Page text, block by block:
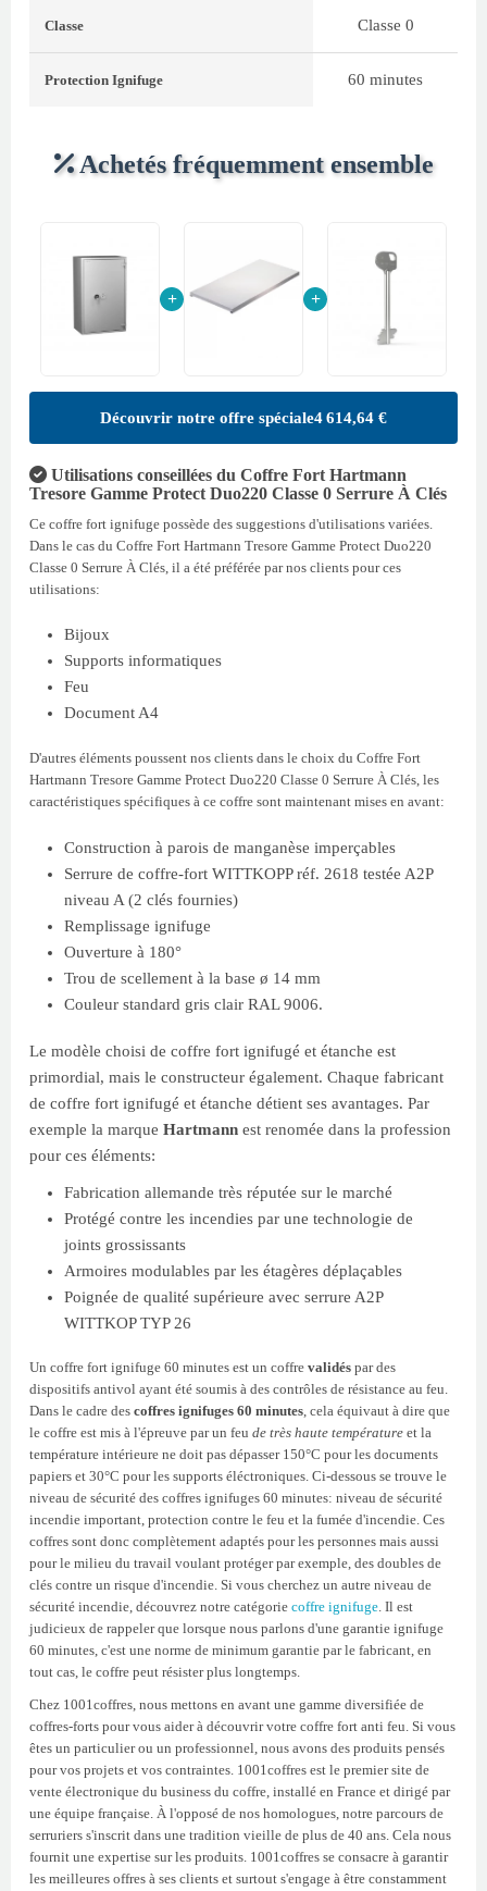
Classe Classe 0
Protection Ignifuge 60 minutes
Achetés fréquemment ensemble
+ +
Découvrir notre offre spéciale4 614,64 €
Utilisations conseillées du Coffre Fort Hartmann
Tresore Gamme Protect Duo220 Classe 0 Serrure À Clés
Ce coffre fort ignifuge possède des suggestions d'utilisations variées.
Dans le cas du Coffre Fort Hartmann Tresore Gamme Protect Duo220
Classe 0 Serrure À Clés, il a été préférée par nos clients pour ces
utilisations:
Bijoux
Supports informatiques
Feu
Document A4
D'autres éléments poussent nos clients dans le choix du Coffre Fort
Hartmann Tresore Gamme Protect Duo220 Classe 0 Serrure À Clés, les
caractéristiques spécifiques à ce coffre sont maintenant mises en avant:
Construction à parois de manganèse imperçables
Serrure de coffre-fort WITTKOPP réf. 2618 testée A2P
niveau A (2 clés fournies)
Remplissage ignifuge
Ouverture à 180°
Trou de scellement à la base ø 14 mm
Couleur standard gris clair RAL 9006.
Le modèle choisi de coffre fort ignifugé et étanche est
primordial, mais le constructeur également. Chaque fabricant
de coffre fort ignifugé et étanche détient ses avantages. Par
exemple la marque Hartmann est renomée dans la profession
pour ces éléments:
Fabrication allemande très réputée sur le marché
Protégé contre les incendies par une technologie de
joints grossissants
Armoires modulables par les étagères déplaçables
Poignée de qualité supérieure avec serrure A2P
WITTKOP TYP 26
Un coffre fort ignifuge 60 minutes est un coffre validés par des
dispositifs antivol ayant été soumis à des contrôles de résistance au feu.
Dans le cadre des coffres ignifuges 60 minutes, cela équivaut à dire que
le coffre est mis à l'épreuve par un feu de très haute température et la
température intérieure ne doit pas dépasser 150°C pour les documents
papiers et 30°C pour les supports éléctroniques. Ci-dessous se trouve le
niveau de sécurité des coffres ignifuges 60 minutes: niveau de sécurité
incendie important, protection contre le feu et la fumée d'incendie. Ces
coffres sont donc complètement adaptés pour les personnes mais aussi
pour le milieu du travail voulant protéger par exemple, des doubles de
clés contre un risque d'incendie. Si vous cherchez un autre niveau de
sécurité incendie, découvrez notre catégorie coffre ignifuge. Il est
judicieux de rappeler que lorsque nous parlons d'une garantie ignifuge
60 minutes, c'est une norme de minimum garantie par le fabricant, en
tout cas, le coffre peut résister plus longtemps.
Chez 1001coffres, nous mettons en avant une gamme diversifiée de
coffres-forts pour vous aider à découvrir votre coffre fort anti feu. Si vous
êtes un particulier ou un professionnel, nous avons des produits pensés
pour vos projets et vos contraintes. 1001coffres est le premier site de
vente électronique du business du coffre, installé en France et dirigé par
une équipe française. À l'opposé de nos homologues, notre parcours de
serruriers s'inscrit dans une tradition vieille de plus de 40 ans. Cela nous
fournit une expertise sur les produits. 1001coffres se consacre à garantir
les meilleures offres à ses clients et surtout s'engage à être constamment